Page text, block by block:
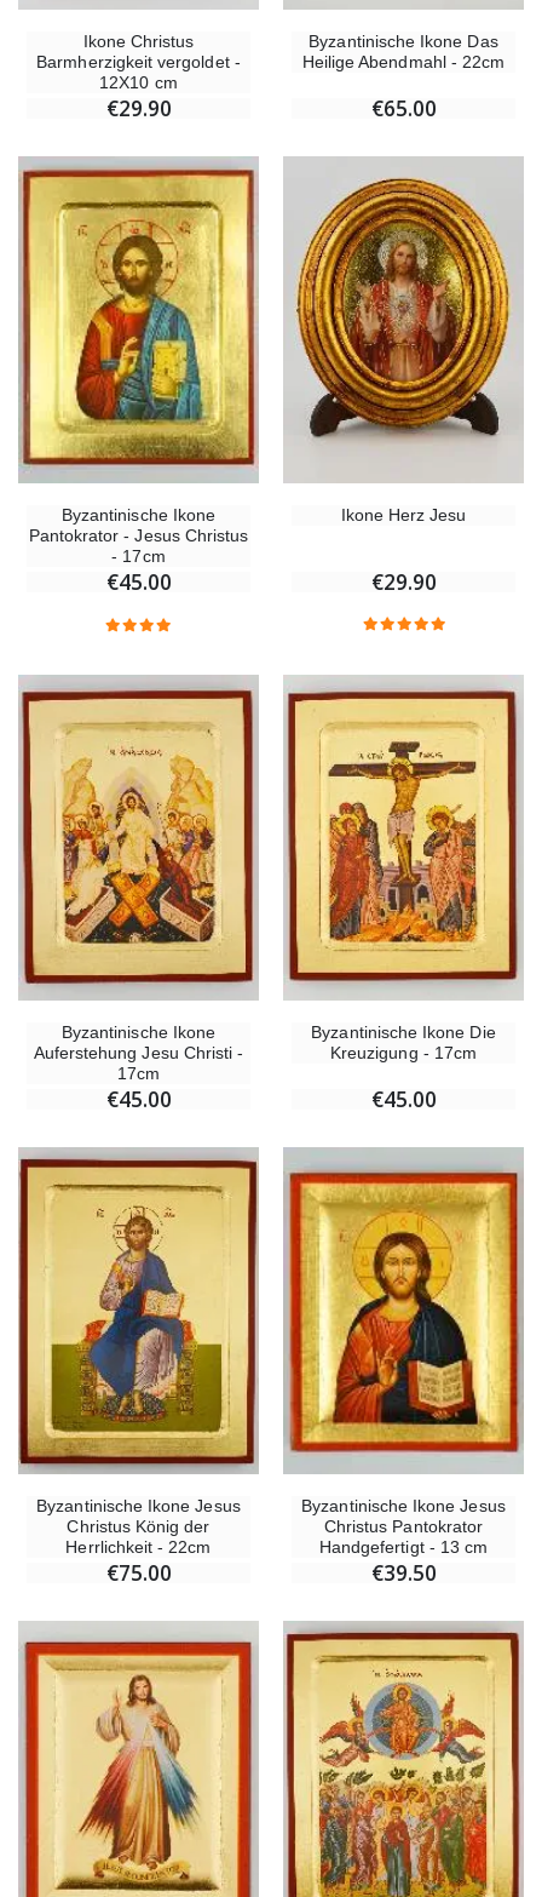
Ikone Christus
Barmherzigkeit vergoldet -
12X10 cm
€29.90
Byzantinische Ikone Das
Heilige Abendmahl - 22cm
€65.00
Byzantinische Ikone
Pantokrator - Jesus Christus
- 17cm
€45.00
Ikone Herz Jesu
€29.90
Byzantinische Ikone
Auferstehung Jesu Christi -
17cm
€45.00
Byzantinische Ikone Die
Kreuzigung - 17cm
€45.00
Byzantinische Ikone Jesus
Christus König der
Herrlichkeit - 22cm
€75.00
Byzantinische Ikone Jesus
Christus Pantokrator
Handgefertigt - 13 cm
€39.50